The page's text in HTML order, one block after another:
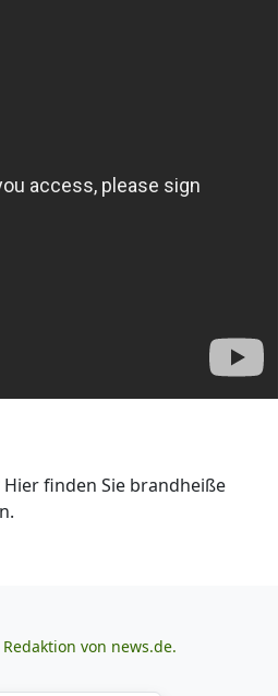
Hier finden Sie brandheiße
Redaktion von news.de.